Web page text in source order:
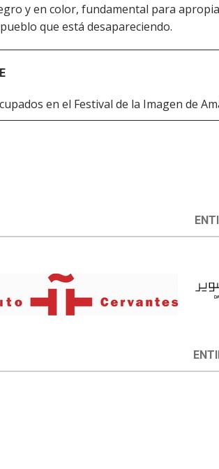
y en color, fundamental para
que está desapareciendo.
en el Festival de la Imagen de